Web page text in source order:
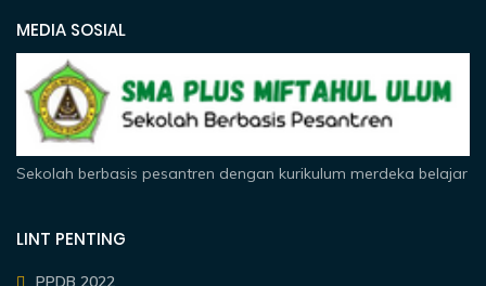
MEDIA SOSIAL
Sekolah berbasis pesantren dengan kurikulum merdeka belajar
LINT PENTING
PPDB 2022